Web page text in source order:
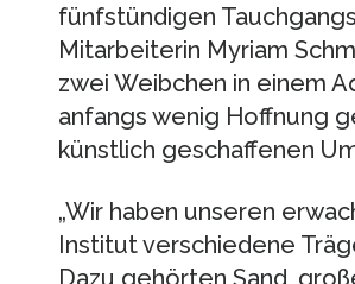
fünfstündigen
Mitarbeiterin Myriam
zwei Weibchen in einem
anfangs wenig Hoffnung
künstlich geschaffenen
„Wir haben unseren
Institut verschiedene
Dazu gehörten Sand,